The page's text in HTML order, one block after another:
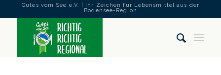
Gutes vom See e.V. | Ihr Zeichen für Lebensmittel aus der
Bodensee-Region